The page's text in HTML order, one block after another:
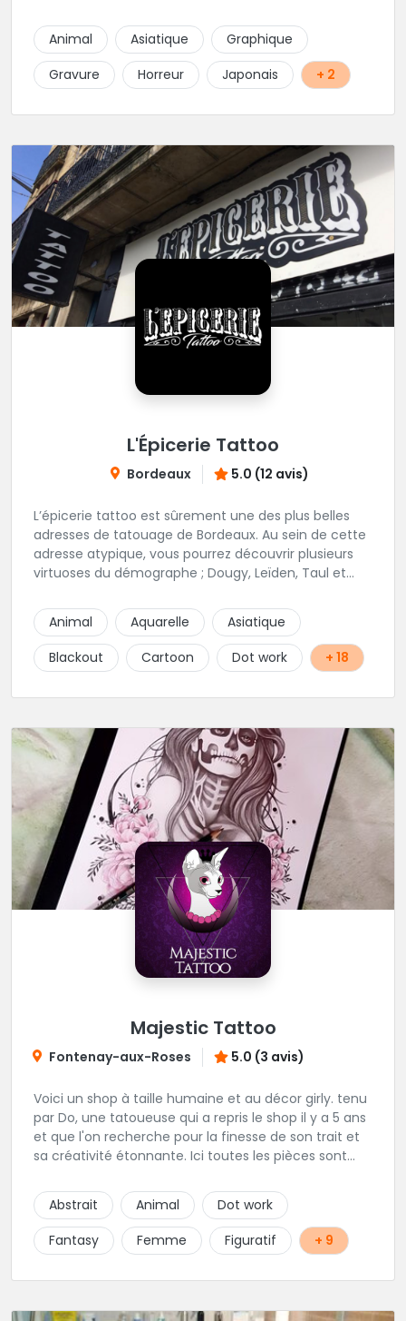
pas l'adresse? C'est normal, Hervé préfère que vous
l'appeliez avant de passer au studio... pour éviter les
moment de rush. Une adresse secrète donc...mais
excellente.
Animal Asiatique
Graphique
Gravure
Horreur Japonais + 2
L'Épicerie Tattoo
Bordeaux 5.0 (12 avis)
L’épicerie tattoo est sûrement une des plus belles
adresses de tatouage de Bordeaux. Au sein de cette
adresse atypique, vous pourrez découvrir plusieurs
virtuoses du démographe ; Dougy, Leïden, Taul et
enfant et sympathique, vous pourrez demander
conseil pour votre tattoo. N'hésitez plus une seconde
pour rencontrer cette belle équipe !
Animal Aquarelle
Asiatique
Blackout
Cartoon Dot work + 18
Majestic Tattoo
Fontenay-aux-Roses 5.0 (3 avis)
Voici un shop à taille humaine et au décor girly. tenu
par Do, une tatoueuse qui a repris le shop il y a 5 ans
et que l'on recherche pour la finesse de son trait et
sa créativité étonnante. Ici toutes les pièces sont
client. Les séances de tatouage se font en musique
et dans une ambiance décontractée.
Abstrait Animal
Dot work
Fantasy
Femme Figuratif + 9